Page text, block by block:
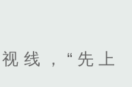
线，“先上